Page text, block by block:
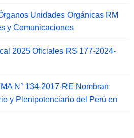
Unidades Orgánicas RM
y Comunicaciones
2025 Oficiales RS 177-2024-
N° 134-2017-RE Nombran
y Plenipotenciario del Perú en